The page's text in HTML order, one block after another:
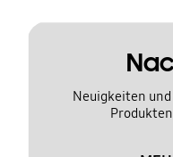
Neuigkeiten